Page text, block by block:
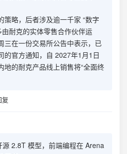
策略，后者涉及逾一千家 “数字
由耐克的实体零售合作伙伴运
三在一份交易所公告中表示，已
的官方通知，自 2027年1月1日
地的耐克产品线上销售将“全面终
复
源 2.8T 模型，前端编程在 Arena